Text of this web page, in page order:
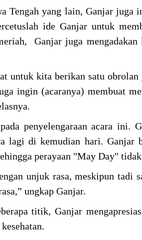
Tengah yang lain, Ganjar juga
ide Ganjar untuk
Ganjar juga mengadakan
untuk kita berikan satu
ingin (acaranya) membuat
penyelengaraan acara ini.
lagi di kemudian hari. Ganjar
perayaan "May Day"
unjuk rasa, meskipun tadi
ungkap Ganjar.
titik, Ganjar